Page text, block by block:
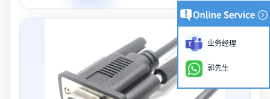
业务经理
郭先生